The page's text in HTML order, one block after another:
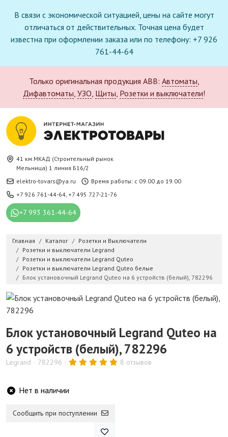
В связи с экономической ситуацией, цены на сайте могут
отличаться от действительных. Точная цена будет
известна при оформлении заказа или по телефону: +7 926
761-44-64
Только оригинальная продукция ABB: Автоматы,
Дифавтоматы, УЗО, Щиты, Розетки и выключатели!
41 км.МКАД (Строительный рынок
Мельница) 1 линия Б16/2
elektro-tovars@ya.ru
Время работы: с 09.00 до 19.00
+7 926 761-44-64, +7 495 727-21-76
+7 993 361-44-64
Главная Каталог
Розетки и Выключатели
Розетки и выключатели Legrand
Розетки и выключатели Legrand Quteo
Розетки и выключатели Legrand Quteo белые
Блок установочный Legrand Quteo на 6 устройств (белый), 782296
Блок установочный Legrand Quteo на
6 устройств (белый), 782296
Legrand 782296 8 отзывов
Нет в наличии
Сообщить при поступлении